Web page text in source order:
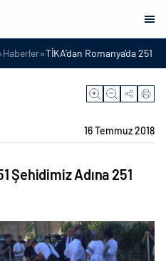
Haberler»TİKA’dan Romanya’da 251
16 Temmuz 2018
Şehidimiz Adına 251